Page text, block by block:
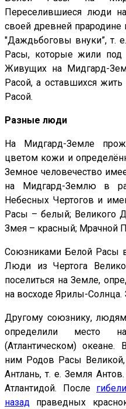
Переселившиеся люди
своей древней прародине
"Даждьбоговы внуки”, т.
Расы, которые жили под
Живущих на Мидгард-
Расой, а оставшихся
Расой.
Разные люди
На Мидгард-Земле
цветом кожи и
Земное человечество
на Мидгард-Землю в
Небесных Чертогов и
Расы – белый; Великого
Змея – красный; Мрачной
Союзниками Белой Расы
Люди из Чертога
поселиться на Земле,
на восходе Ярилы-
Другому союзнику,
определили место
(Атлантическом)
ним Родов Расы Великой,
Антлань, т. е. Земля
Атлантидой. После
назад праведных